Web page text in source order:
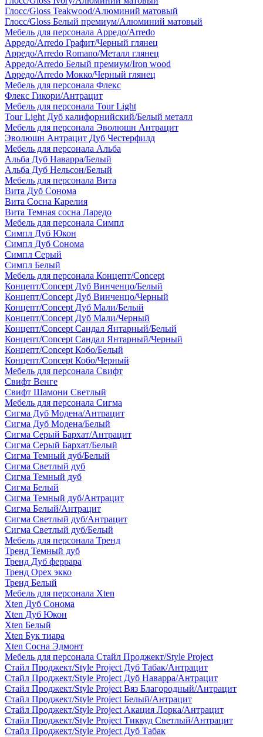
Глосс/Gloss Teakwood/Алюминий матовый
Глосс/Gloss Белый премиум/Алюминий матовый
Мебель для персонала Арредо/Arredo
Арредо/Arredo Графит/Черный глянец
Арредо/Arredo Romano/Металл глянец
Арредо/Arredo Белый премиум/Iron wood
Арредо/Arredo Мокко/Черный глянец
Мебель для персонала Флекс
Флекс Гикори/Антрацит
Мебель для персонала Tour Light
Tour Light Дуб калифорнийский/Белый металл
Мебель для персонала Эволюшн Антрацит
Эволюшн Антрацит Дуб Честерфилд
Мебель для персонала Альба
Альба Дуб Наварра/Белый
Альба Дуб Нельсон/Белый
Мебель для персонала Вита
Вита Дуб Сонома
Вита Сосна Карелия
Вита Темная сосна Ларедо
Мебель для персонала Симпл
Симпл Дуб Юкон
Симпл Дуб Сонома
Симпл Серый
Симпл Белый
Мебель для персонала Концепт/Concept
Концепт/Concept Дуб Винченцо/Белый
Концепт/Concept Дуб Винченцо/Черный
Концепт/Concept Дуб Мали/Белый
Концепт/Concept Дуб Мали/Черный
Концепт/Concept Сандал Янтарный/Белый
Концепт/Concept Сандал Янтарный/Черный
Концепт/Concept Кобо/Белый
Концепт/Concept Кобо/Черный
Мебель для персонала Свифт
Свифт Венге
Свифт Шамони Светлый
Мебель для персонала Сигма
Сигма Дуб Модена/Антрацит
Сигма Дуб Модена/Белый
Сигма Серый Бархат/Антрацит
Сигма Серый Бархат/Белый
Сигма Темный дуб/Белый
Сигма Светлый дуб
Сигма Темный дуб
Сигма Белый
Сигма Темный дуб/Антрацит
Сигма Белый/Антрацит
Сигма Светлый дуб/Антрацит
Сигма Светлый дуб/Белый
Мебель для персонала Тренд
Тренд Темный дуб
Тренд Дуб феррара
Тренд Орех экко
Тренд Белый
Мебель для персонала Xten
Xten Дуб Сонома
Xten Дуб Юкон
Xten Белый
Xten Бук тиара
Xten Сосна Эдмонт
Мебель для персонала Стайл Проджект/Style Project
Стайл Проджект/Style Project Дуб Табак/Антрацит
Стайл Проджект/Style Project Дуб Наварра/Антрацит
Стайл Проджект/Style Project Вяз Благородный/Антрацит
Стайл Проджект/Style Project Белый/Антрацит
Стайл Проджект/Style Project Акация Лорка/Антрацит
Стайл Проджект/Style Project Тиквуд Светлый/Антрацит
Стайл Проджект/Style Project Дуб Табак